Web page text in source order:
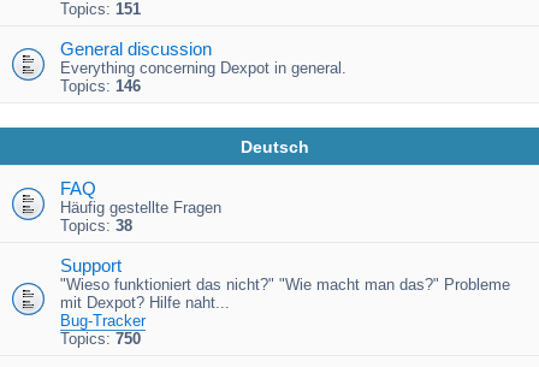
Topics: 151
General discussion
Everything concerning Dexpot in general.
Topics: 146
Deutsch
FAQ
Häufig gestellte Fragen
Topics: 38
Support
"Wieso funktioniert das nicht?" "Wie macht man das?" Probleme
mit Dexpot? Hilfe naht...
Bug-Tracker
Topics: 750